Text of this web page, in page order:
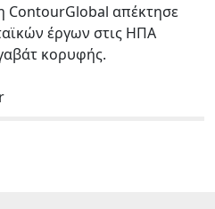
ContourGlobal απέκτησε
έργων στις ΗΠΑ
κορυφής.